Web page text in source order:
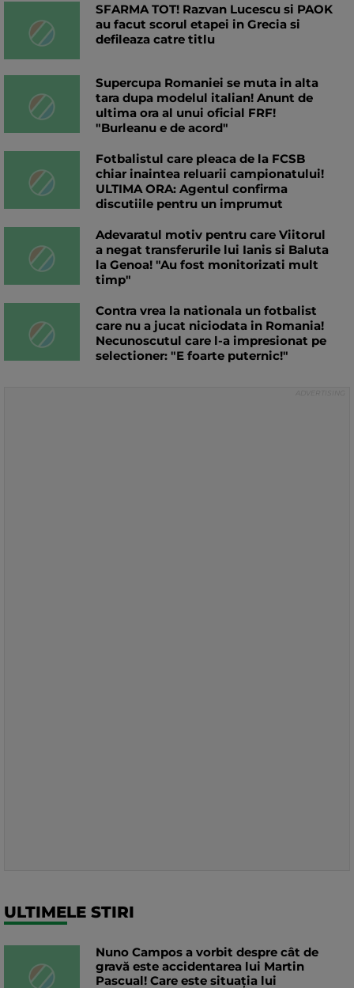
SFARMA TOT! Razvan Lucescu si PAOK
au facut scorul etapei in Grecia si
defileaza catre titlu
Supercupa Romaniei se muta in alta
tara dupa modelul italian! Anunt de
ultima ora al unui oficial FRF!
"Burleanu e de acord"
Fotbalistul care pleaca de la FCSB
chiar inaintea reluarii campionatului!
ULTIMA ORA: Agentul confirma
discutiile pentru un imprumut
Adevaratul motiv pentru care Viitorul
a negat transferurile lui Ianis si Baluta
la Genoa! "Au fost monitorizati mult
timp"
Contra vrea la nationala un fotbalist
care nu a jucat niciodata in Romania!
Necunoscutul care l-a impresionat pe
selectioner: "E foarte puternic!"
ULTIMELE STIRI
Nuno Campos a vorbit despre cât de
gravă este accidentarea lui Martin
Pascual! Care este situația lui